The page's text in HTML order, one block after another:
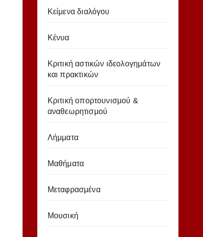
Κείμενα διαλόγου
Κένυα
Κριτική αστικών ιδεολογημάτων
και πρακτικών
Κριτική οπορτουνισμού &
αναθεωρητισμού
Λήμματα
Μαθήματα
Μεταφρασμένα
Μουσική